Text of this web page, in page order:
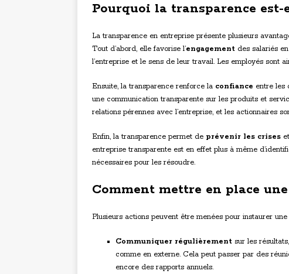
Pourquoi la transparence
La transparence en entreprise présente plusieurs
Tout d’abord, elle favorise l’engagement des salariés
l’entreprise et le sens de leur travail. Les employés sont
Ensuite, la transparence renforce la confiance entre les
une communication transparente sur les produits et
relations pérennes avec l’entreprise, et les actionnaires
Enfin, la transparence permet de prévenir les crises
entreprise transparente est en effet plus à même
nécessaires pour les résoudre.
Comment mettre en place
Plusieurs actions peuvent être menées pour instaurer
Communiquer régulièrement sur les
comme en externe. Cela peut passer par des
encore des rapports annuels.